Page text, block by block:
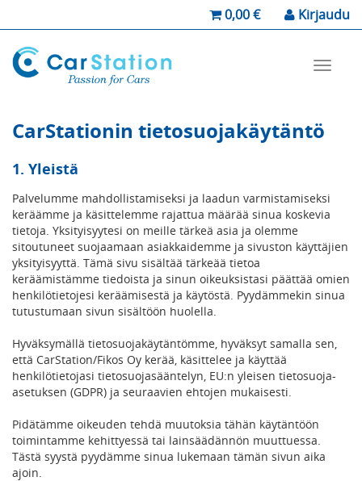
0,00€ Kirjaudu
CarStationin tietosuojakäytäntö
1. Yleistä
Palvelumme mahdollistamiseksi ja laadun varmistamiseksi
keräämme ja käsittelemme rajattua määrää sinua koskevia
tietoja. Yksityisyytesi on meille tärkeä asia ja olemme
sitoutuneet suojaamaan asiakkaidemme ja sivuston käyttäjien
yksityisyyttä. Tämä sivu sisältää tärkeää tietoa
keräämistämme tiedoista ja sinun oikeuksistasi päättää omien
henkilötietojesi keräämisestä ja käytöstä. Pyydämmekin sinua
tutustumaan sivun sisältöön huolella.
Hyväksymällä tietosuojakäytäntömme, hyväksyt samalla sen,
että CarStation/Fikos Oy kerää, käsittelee ja käyttää
henkilötietojasi tietosuojasääntelyn, EU:n yleisen tietosuoja-
asetuksen (GDPR) ja seuraavien ehtojen mukaisesti.
Pidätämme oikeuden tehdä muutoksia tähän käytäntöön
toimintamme kehittyessä tai lainsäädännön muuttuessa.
Tästä syystä pyydämme sinua lukemaan tämän sivun aika
ajoin.